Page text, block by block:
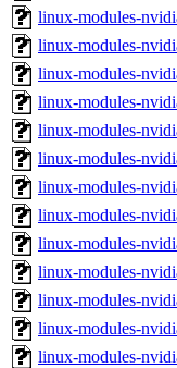
linux-modules-
linux-modules-
linux-modules-
linux-modules-
linux-modules-
linux-modules-
linux-modules-
linux-modules-
linux-modules-
linux-modules-
linux-modules-
linux-modules-
linux-modules-